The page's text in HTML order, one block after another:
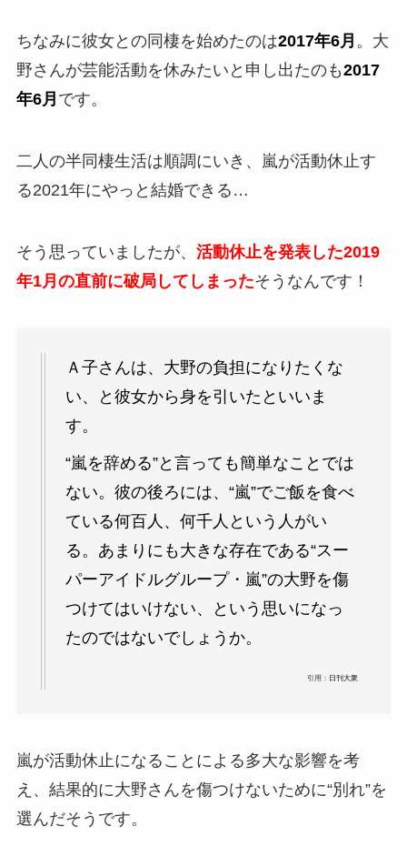
ちなみに彼女との同棲を始めたのは2017年6月 。大
野さんが芸能活動を休みたいと申し出たのも2017
年6月 です。
二人の半同棲生活は順調にいき、嵐が活動休止す
る2021年にやっと結婚できる…
そう思っていましたが、 活動休止を発表した2019
年1月の直前に破局してしまったそうなんです！
Ａ子さんは、大野の負担になりたくな
い、と彼女から身を引いたといいま
す。
“嵐を辞める”と言っても簡単なことでは
ない。彼の後ろには、“嵐”でご飯を食べ
ている何百人、何千人という人がい
る。あまりにも大きな存在である“スー
パーアイドルグループ・嵐”の大野を傷
つけてはいけない、という思いになっ
たのではないでしょうか。
引用： 日刊大衆
嵐が活動休止になることによる多大な影響を考
え、結果的に大野さんを傷つけないために“別れ”を
選んだそうです。